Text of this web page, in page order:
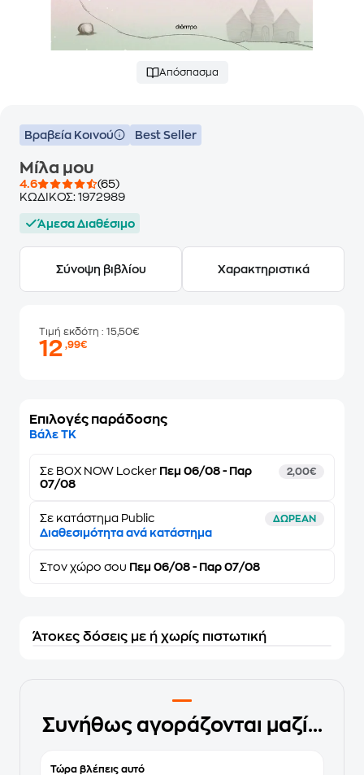
Απόσπασμα
Βραβεία Κοινού Best Seller
Μίλα μου
4.6
(65)
ΚΩΔΙΚΟΣ: 1972989
Άμεσα Διαθέσιμο
Σύνοψη βιβλίου Χαρακτηριστικά
Τιμή εκδότη : 15,50€
12,99€
Επιλογές παράδοσης
Βάλε ΤΚ
Σε BOX NOW Locker Πεμ 06/08 - Παρ
07/08
2,00€
Σε κατάστημα Public ΔΩΡΕΑΝ
Διαθεσιμότητα ανά κατάστημα
Στον χώρο σου Πεμ 06/08 - Παρ 07/08
Άτοκες δόσεις με ή χωρίς πιστωτική
Συνήθως αγοράζονται μαζί...
Τώρα βλέπεις αυτό